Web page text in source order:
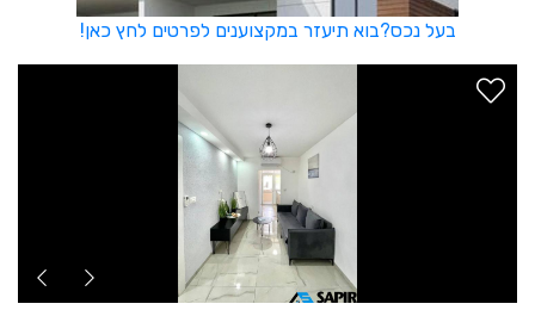
בעל נכס?בוא תיעזר במקצוענים לפרטים לחץ כאן!